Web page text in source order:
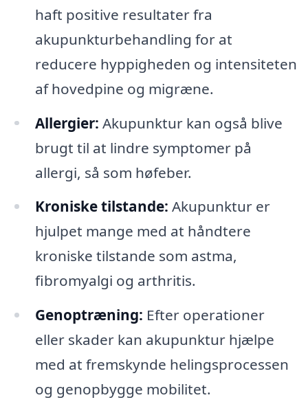
haft positive resultater fra
akupunkturbehandling for at
reducere hyppigheden og intensiteten
af hovedpine og migræne.
Allergier: Akupunktur kan også blive
brugt til at lindre symptomer på
allergi, så som høfeber.
Kroniske tilstande: Akupunktur er
hjulpet mange med at håndtere
kroniske tilstande som astma,
fibromyalgi og arthritis.
Genoptræning: Efter operationer
eller skader kan akupunktur hjælpe
med at fremskynde helingsprocessen
og genopbygge mobilitet.